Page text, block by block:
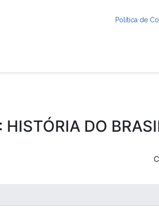
Política de
HISTÓRIA DO